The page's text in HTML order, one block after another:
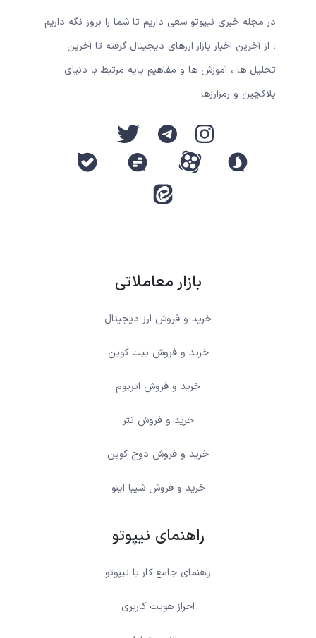
در مجله خبری نیپوتو سعی داریم تا شما را بروز نگه داریم
، از آخرین اخبار بازار ارزهای دیجیتال گرفته تا آخرین
تحلیل ها ، آموزش ها و مفاهیم پایه مرتبط با دنیای
بلاکچین و رمزارزها.
بازار معاملاتی
خرید و فروش ارز دیجیتال
خرید و فروش بیت کوین
خرید و فروش اتریوم
خرید و فروش تتر
خرید و فروش دوج کوین
خرید و فروش شیبا اینو
راهنمای نیپوتو
راهنمای جامع کار با نیپوتو
احراز هویت کاربری